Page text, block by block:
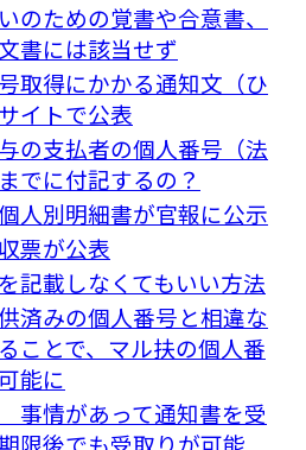
のための覚書や合意書、
書には該当せず
取得にかかる通知文（ひ
イトで公表
の支払者の個人番号（法
でに付記するの？
人別明細書が官報に公示
票が公表
記載しなくてもいい方法
済みの個人番号と相違な
ことで、マル扶の個人番
能に
事情があって通知書を受